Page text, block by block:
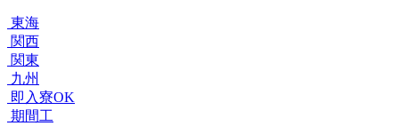
東海
関西
関東
九州
即入寮OK
期間工